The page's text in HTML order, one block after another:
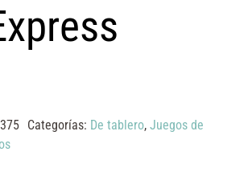
Categorías: De tablero, Juegos de